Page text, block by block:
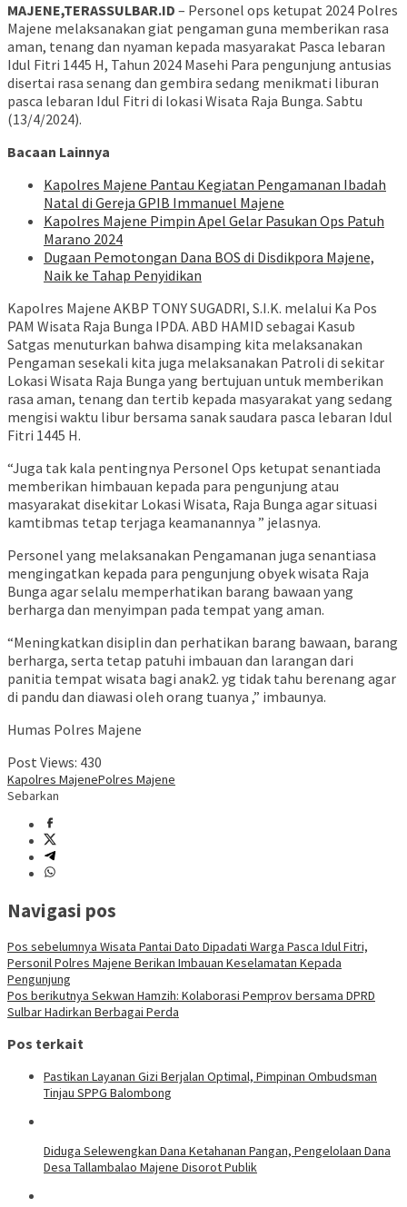
MAJENE,TERASSULBAR.ID – Personel ops ketupat 2024 Polres
Majene melaksanakan giat pengaman guna memberikan rasa
aman, tenang dan nyaman kepada masyarakat Pasca lebaran
Idul Fitri 1445 H, Tahun 2024 Masehi Para pengunjung antusias
disertai rasa senang dan gembira sedang menikmati liburan
pasca lebaran Idul Fitri di lokasi Wisata Raja Bunga. Sabtu
(13/4/2024).
Bacaan Lainnya
Kapolres Majene Pantau Kegiatan Pengamanan Ibadah
Natal di Gereja GPIB Immanuel Majene
Kapolres Majene Pimpin Apel Gelar Pasukan Ops Patuh
Marano 2024
Dugaan Pemotongan Dana BOS di Disdikpora Majene,
Naik ke Tahap Penyidikan
Kapolres Majene AKBP TONY SUGADRI, S.I.K. melalui Ka Pos
PAM Wisata Raja Bunga IPDA. ABD HAMID sebagai Kasub
Satgas menuturkan bahwa disamping kita melaksanakan
Pengaman sesekali kita juga melaksanakan Patroli di sekitar
Lokasi Wisata Raja Bunga yang bertujuan untuk memberikan
rasa aman, tenang dan tertib kepada masyarakat yang sedang
mengisi waktu libur bersama sanak saudara pasca lebaran Idul
Fitri 1445 H.
“Juga tak kala pentingnya Personel Ops ketupat senantiada
memberikan himbauan kepada para pengunjung atau
masyarakat disekitar Lokasi Wisata, Raja Bunga agar situasi
kamtibmas tetap terjaga keamanannya ” jelasnya.
Personel yang melaksanakan Pengamanan juga senantiasa
mengingatkan kepada para pengunjung obyek wisata Raja
Bunga agar selalu memperhatikan barang bawaan yang
berharga dan menyimpan pada tempat yang aman.
“Meningkatkan disiplin dan perhatikan barang bawaan, barang
berharga, serta tetap patuhi imbauan dan larangan dari
panitia tempat wisata bagi anak2. yg tidak tahu berenang agar
di pandu dan diawasi oleh orang tuanya ,” imbaunya.
Humas Polres Majene
Post Views: 430
Kapolres MajenePolres Majene
Sebarkan
Navigasi pos
Pos sebelumnya Wisata Pantai Dato Dipadati Warga Pasca Idul Fitri,
Personil Polres Majene Berikan Imbauan Keselamatan Kepada
Pengunjung
Pos berikutnya Sekwan Hamzih: Kolaborasi Pemprov bersama DPRD
Sulbar Hadirkan Berbagai Perda
Pos terkait
Pastikan Layanan Gizi Berjalan Optimal, Pimpinan Ombudsman
Tinjau SPPG Balombong
Diduga Selewengkan Dana Ketahanan Pangan, Pengelolaan Dana
Desa Tallambalao Majene Disorot Publik